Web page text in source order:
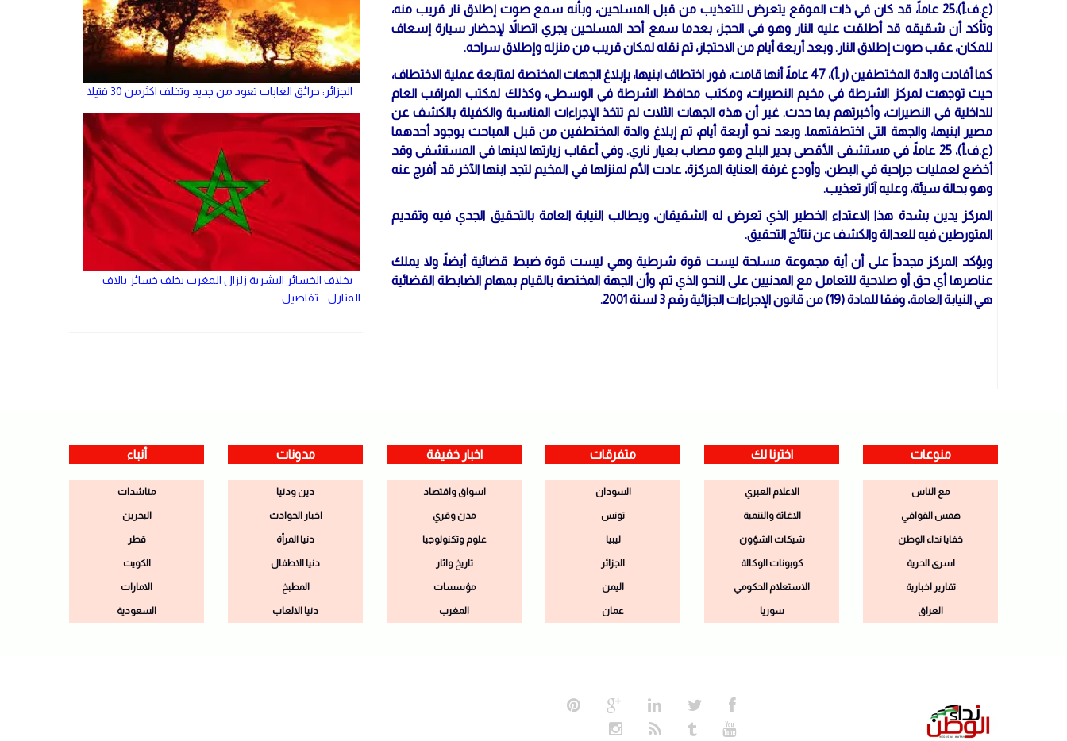
(ع.ف.أ)،25 عاماً، قد كان في ذات الموقع يتعرض للتعذيب من قبل المسلحين، وبأنه سمع صوت إطلاق نار قريب منه،
وتأكد أن شقيقه قد أطلقت عليه النار وهو في الحجز، بعدما سمع أحد المسلحين يجري اتصالاً لإحضار سيارة إسعاف
للمكان، عقب صوت إطلاق النار. وبعد أربعة أيام من الاحتجاز، تم نقله لمكان قريب من منزله وإطلاق سراحه.
كما أفادت والدة المختطفين (ر.أ)، 47 عاماً، أنها قامت، فور اختطاف ابنيها، بإبلاغ الجهات المختصة لمتابعة عملية الاختطاف،
حيث توجهت لمركز الشرطة في مخيم النصيرات، ومكتب محافظ الشرطة في الوسطى، وكذلك لمكتب المراقب العام
للداخلية في النصيرات، وأخبرتهم بما حدث. غير أن هذه الجهات الثلاث لم تتخذ الإجراءات المناسبة والكفيلة بالكشف عن
مصير ابنيها، والجهة التي اختطفتهما. وبعد نحو أربعة أيام، تم إبلاغ والدة المختطفين من قبل المباحث بوجود أحدهما
(ع.ف.أ)، 25 عاماً، في مستشفى الأقصى بدير البلح وهو مصاب بعيار ناري. وفي أعقاب زيارتها لابنها في المستشفى وقد
أخضع لعمليات جراحية في البطن، وأودع غرفة العناية المركزة، عادت الأم لمنزلها في المخيم لتجد ابنها الآخر قد أفرج عنه
وهو بحالة سيئة، وعليه آثار تعذيب.
المركز يدين بشدة هذا الاعتداء الخطير الذي تعرض له الشقيقان، ويطالب النيابة العامة بالتحقيق الجدي فيه وتقديم
المتورطين فيه للعدالة والكشف عن نتائج التحقيق.
ويؤكد المركز مجدداً على أن أية مجموعة مسلحة ليست قوة شرطية وهي ليست قوة ضبط قضائية أيضاً، ولا يملك
عناصرها أي حق أو صلاحية للتعامل مع المدنيين على النحو الذي تم، وأن الجهة المختصة بالقيام بمهام الضابطة القضائية
هي النيابة العامة، وفقا للمادة (19) من قانون الإجراءات الجزائية رقم 3 لسنة 2001.
الجزائر: حرائق الغابات تعود من جديد وتخلف اكثرمن 30 قتيلا
بخلاف الخسائر البشرية زلزال المغرب يخلف خسائر بآلاف
المنازل .. تفاصيل
منوعات
مع الناس
همس القوافي
خفايا نداء الوطن
اسرى الحرية
تقارير اخبارية
العراق
اخترنا لك
الاعلام العبري
الاغاثة والتنمية
شيكات الشؤون
كوبونات الوكالة
الاستعلام الحكومي
سوريا
متفرقات
السودان
تونس
ليبيا
الجزائر
اليمن
عمان
اخبار خفيفة
اسواق واقتصاد
مدن وقري
علوم وتكنولوجيا
تاريخ واثار
مؤسسات
المغرب
مدونات
دين ودنيا
اخبار الحوادث
دنيا المرأة
دنيا الاطفال
المطبخ
دنيا الالعاب
أنباء
مناشدات
البحرين
قطر
الكويت
الامارات
السعودية